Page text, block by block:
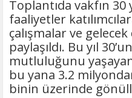
Toplantıda vakfın
faaliyetler
çalışmalar ve
paylaşıldı. Bu yıl
mutluluğunu
bu yana 3.2
binin üzerinde